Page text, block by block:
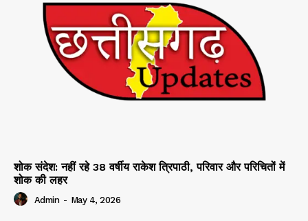
शोक संदेश: नहीं रहे 38 वर्षीय राकेश त्रिपाठी, परिवार और परिचितों में
शोक की लहर
Admin - May 4, 2026